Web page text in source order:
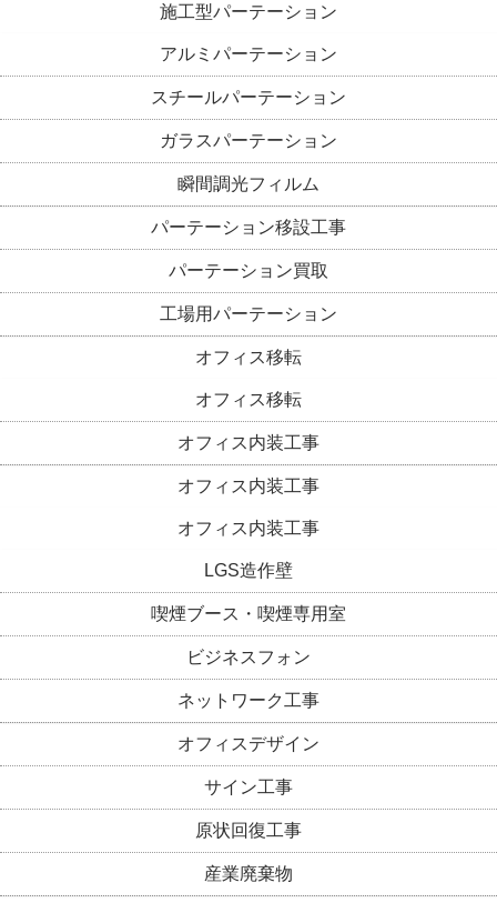
施工型パーテーション
アルミパーテーション
スチールパーテーション
ガラスパーテーション
瞬間調光フィルム
パーテーション移設工事
パーテーション買取
工場用パーテーション
オフィス移転
オフィス移転
オフィス内装工事
オフィス内装工事
オフィス内装工事
LGS造作壁
喫煙ブース・喫煙専用室
ビジネスフォン
ネットワーク工事
オフィスデザイン
サイン工事
原状回復工事
産業廃棄物